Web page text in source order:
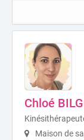
Chloé
Maison de